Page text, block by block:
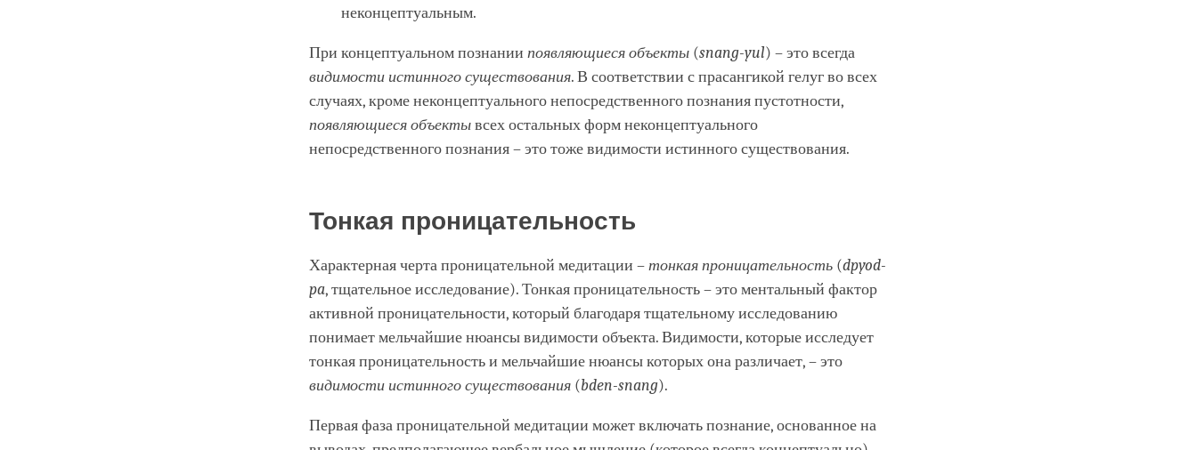
неконцептуальным.
При концептуальном познании появляющиеся объекты (snang-yul) – это всегда
видимости истинного существования. В соответствии с прасангикой гелуг во всех
случаях, кроме неконцептуального непосредственного познания пустотности,
появляющиеся объектывсех остальных форм неконцептуального
непосредственного познания – это тоже видимости истинного существования.
Тонкая проницательность
Характерная черта проницательной медитации –тонкая проницательность (dpyod-
pa, тщательное исследование). Тонкая проницательность – это ментальный фактор
активной проницательности, который благодаря тщательному исследованию
понимает мельчайшие нюансы видимости объекта. Видимости, которые исследует
тонкая проницательность и мельчайшие нюансы которых она различает, – это
видимости истинного существования (bden-snang).
Первая фаза проницательной медитации может включать познание, основанное на